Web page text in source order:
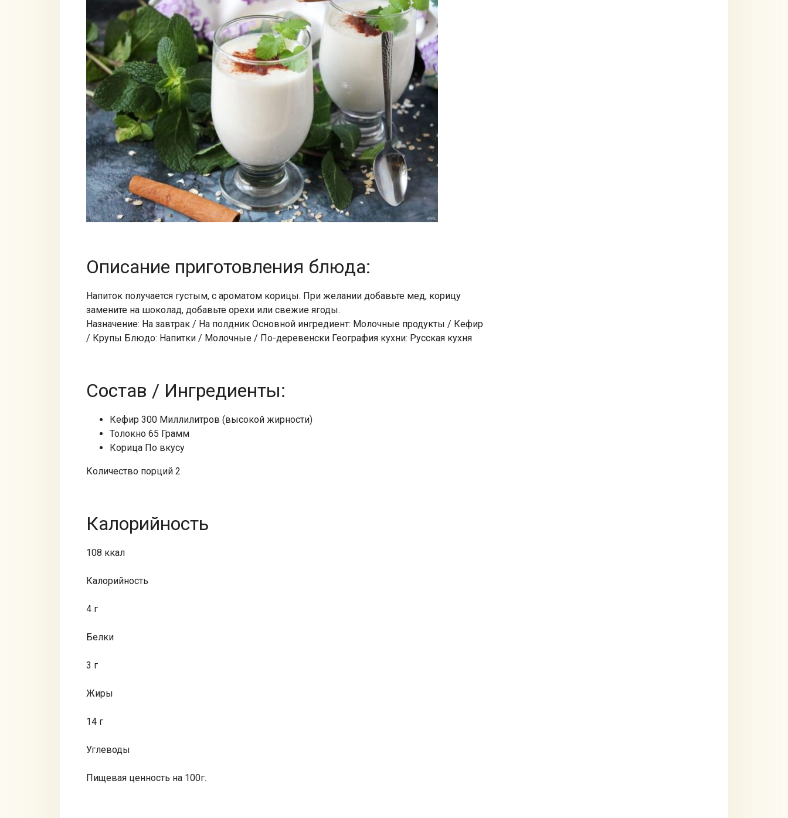
Описание приготовления блюда:
Напиток получается густым, с ароматом корицы. При желании добавьте мед, корицу
замените на шоколад, добавьте орехи или свежие ягоды.
Назначение: На завтрак / На полдник Основной ингредиент: Молочные продукты / Кефир
/ Крупы Блюдо: Напитки / Молочные / По-деревенски География кухни: Русская кухня
Состав / Ингредиенты:
Кефир 300 Миллилитров (высокой жирности)
Толокно 65 Грамм
Корица По вкусу
Количество порций 2
Калорийность
108 ккал
Калорийность
4 г
Белки
3 г
Жиры
14 г
Углеводы
Пищевая ценность на 100г.